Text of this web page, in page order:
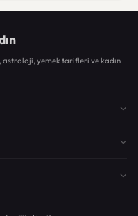
astroloji, yemek tarifleri ve kadın